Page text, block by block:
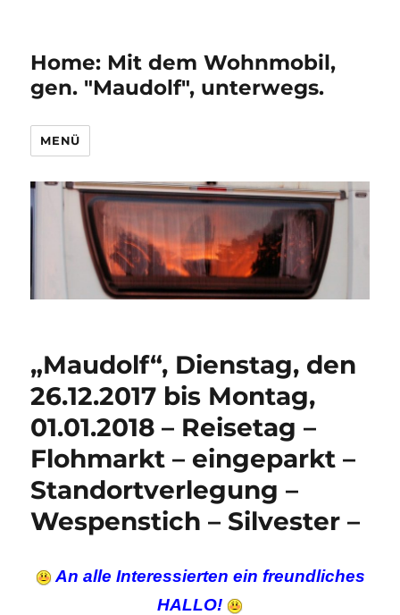
Home: Mit dem Wohnmobil,
gen. "Maudolf", unterwegs.
MENÜ
„Maudolf“, Dienstag, den
26.12.2017 bis Montag,
01.01.2018 – Reisetag –
Flohmarkt – eingeparkt –
Standortverlegung –
Wespenstich – Silvester –
An alle Interessierten ein freundliches
HALLO!